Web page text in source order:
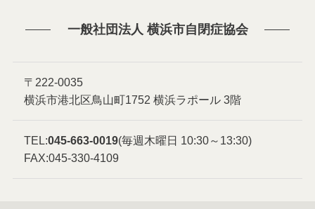
一般社団法人 横浜市自閉症協会
〒222-0035
横浜市港北区鳥山町1752 横浜ラポール 3階
TEL:045-663-0019(毎週木曜日 10:30～13:30)
FAX:045-330-4109